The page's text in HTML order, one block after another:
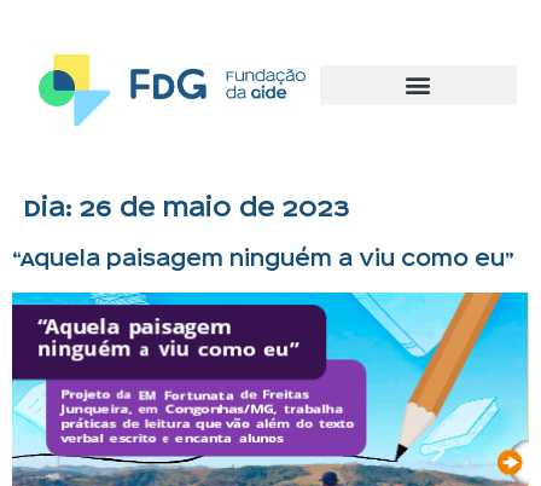
Dia: 26 de maio de 2023
“Aquela paisagem ninguém a viu como eu”